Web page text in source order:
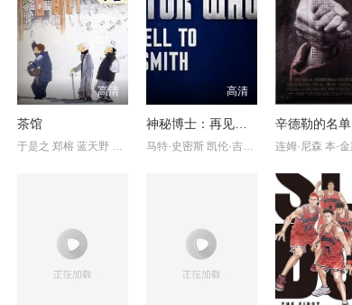
高清
茶馆
于是之 郑榕 蓝天野 英若诚 黄宗洛 童超 金昭 林连昆 牛星丽 谭
高清
神秘博士：再见，马特·史密斯
马特·史密斯 凯伦·吉兰 亚瑟·达维尔 珍娜·科尔曼 阿莉克丝·
辛德勒的名单